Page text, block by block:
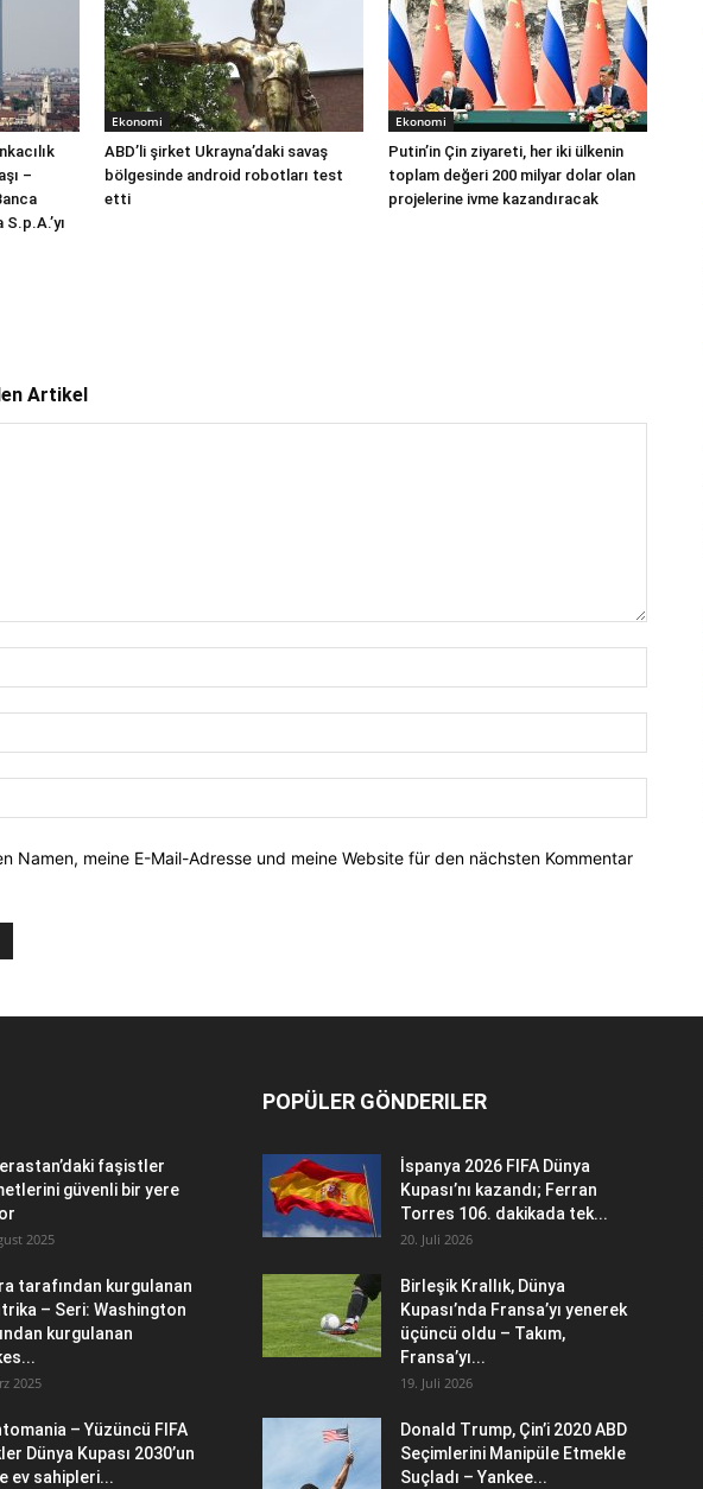
–
Ekonomi
ABD’li şirket Ukrayna’daki savaş
bölgesinde android robotları test
etti
Ekonomi
Putin’in Çin ziyareti, her iki ülkenin
toplam değeri 200 milyar dolar olan
projelerine ivme kazandıracak
Artikel
Namen, meine E-Mail-Adresse und meine Website für den nächsten Kommentar
faşistler
güvenli bir yere
2025
tarafından kurgulanan
– Seri: Washington
kurgulanan
2025
– Yüzüncü FIFA
Dünya Kupası 2030’un
ev sahipleri...
POPÜLER GÖNDERILER
İspanya 2026 FIFA Dünya
Kupası’nı kazandı; Ferran
Torres 106. dakikada tek...
20. Juli 2026
Birleşik Krallık, Dünya
Kupası’nda Fransa’yı yenerek
üçüncü oldu – Takım,
Fransa’yı...
19. Juli 2026
Donald Trump, Çin’i 2020 ABD
Seçimlerini Manipüle Etmekle
Suçladı – Yankee...